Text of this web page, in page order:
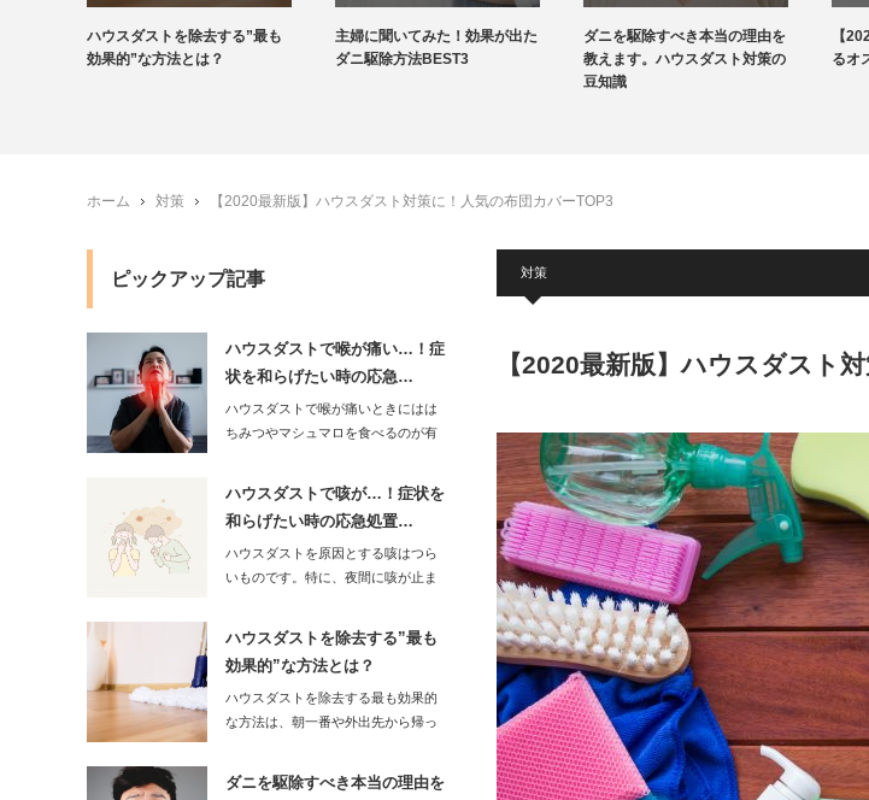
ハウスダストを除去する”最も
効果的”な方法とは？
主婦に聞いてみた！効果が出た
ダニ駆除方法BEST3
ダニを駆除すべき本当の理由を
教えます。ハウスダスト対策の
豆知識
【
るオ
ホーム 対策 【2020最新版】ハウスダスト対策に！人気の布団カバーTOP3
対策
【2020最新版】ハウスダスト
ピックアップ記事
ハウスダストで喉が痛い…！症
状を和らげたい時の応急…
ハウスダストで喉が痛いときにはは
ちみつやマシュマロを食べるのが有
ハウスダストで咳が…！症状を
和らげたい時の応急処置…
ハウスダストを原因とする咳はつら
いものです。特に、夜間に咳が止ま
ハウスダストを除去する”最も
効果的”な方法とは？
ハウスダストを除去する最も効果的
な方法は、朝一番や外出先から帰っ
ダニを駆除すべき本当の理由を